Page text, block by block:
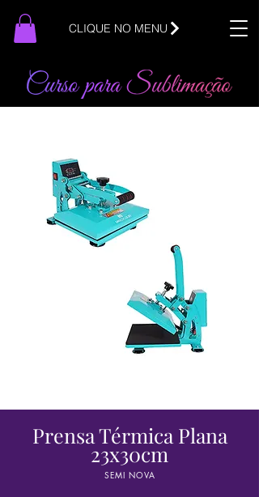
CLIQUE NO MENU
Prensa Térmica Plana
23x30cm
SEMI NOVA